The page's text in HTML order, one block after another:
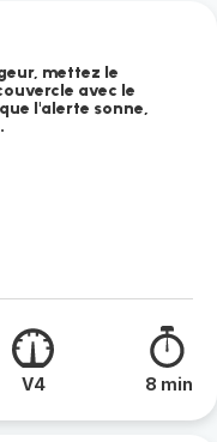
mettez le
avec le
l'alerte sonne,
V4 8 min